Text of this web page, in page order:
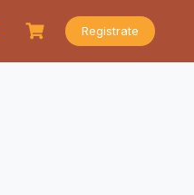
Registrate